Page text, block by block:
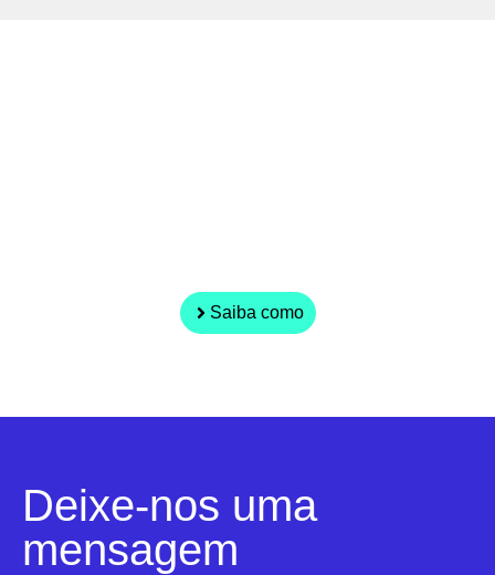
Saiba como
Deixe-nos uma
mensagem